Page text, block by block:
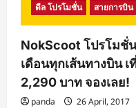
ดีล โปรโมชั่น สายการบิน
NokScoot โปรโมชั่
เดือนทุกเส้นทางบิน
2,290 บาท จองเลย!
panda 26 April, 2017